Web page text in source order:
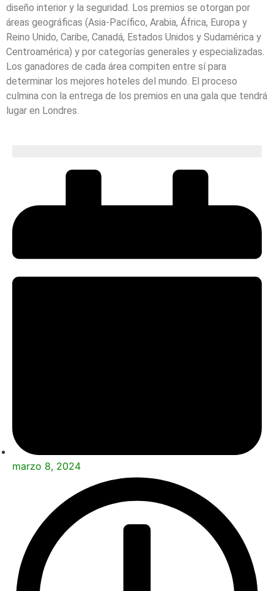
diseño interior y la seguridad. Los premios se otorgan por
áreas geográficas (Asia-Pacífico, Arabia, África, Europa y
Reino Unido, Caribe, Canadá, Estados Unidos y Sudamérica y
Centroamérica) y por categorías generales y especializadas.
Los ganadores de cada área compiten entre sí para
determinar los mejores hoteles del mundo. El proceso
culmina con la entrega de los premios en una gala que tendrá
lugar en Londres.
marzo 8, 2024